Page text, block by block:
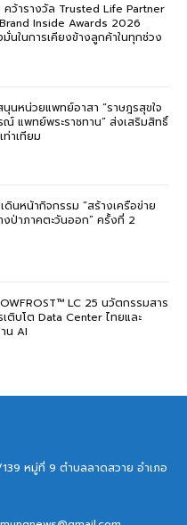
ว้ารางวัล Trusted Life Partner
Inside Awards 2026
นในการเคียงข้างลูกค้าในทุกช่วง
นหน่วยแพทย์อาสา “ราษฎรสุขใจ
แพทย์พระราชทาน” ส่งเสริมสิทธิ์
าเทียม
ดินหน้ากิจกรรม “สร้างเครือข่าย
ป่าภาคตะวันออก” ครั้งที่ 2
LC 25 นวัตกรรมสาร
ติบโต Data Center ไทยและ
น AI
หมู่ที่ 9 ตำบลลาดสวาย อำเภอ